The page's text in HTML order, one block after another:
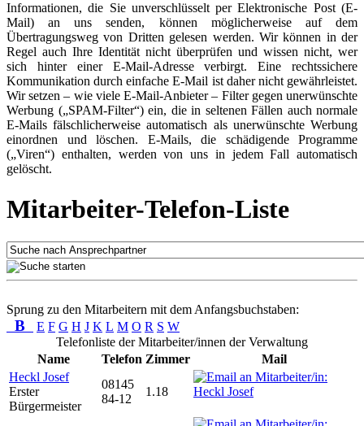
Informationen, die Sie unverschlüsselt per Elektronische Post (E-
Mail) an uns senden, können möglicherweise auf dem
Übertragungsweg von Dritten gelesen werden. Wir können in der
Regel auch Ihre Identität nicht überprüfen und wissen nicht, wer
sich hinter einer E-Mail-Adresse verbirgt. Eine rechtssichere
Kommunikation durch einfache E-Mail ist daher nicht gewährleistet.
Wir setzen – wie viele E-Mail-Anbieter – Filter gegen unerwünschte
Werbung („SPAM-Filter“) ein, die in seltenen Fällen auch normale
E-Mails fälschlicherweise automatisch als unerwünschte Werbung
einordnen und löschen. E-Mails, die schädigende Programme
(„Viren“) enthalten, werden von uns in jedem Fall automatisch
gelöscht.
Mitarbeiter-Telefon-Liste
Sprung zu den Mitarbeitern mit dem Anfangsbuchstaben:
B E F G H J K L M O R S W
Telefonliste der Mitarbeiter/innen der Verwaltung
Name
Telefon Zimmer
Mail
Heckl Josef
Erster
Bürgermeister
08145
84-12
1.18